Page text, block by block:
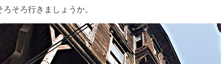
ろそろ行きましょうか。